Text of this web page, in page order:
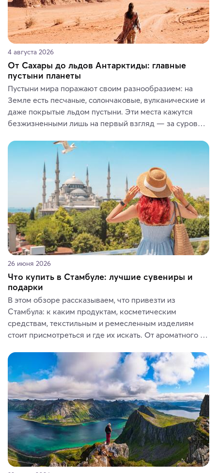
4 августа 2026
От Сахары до льдов Антарктиды: главные
пустыни планеты
Пустыни мира поражают своим разнообразием: на
Земле есть песчаные, солончаковые, вулканические и
даже покрытые льдом пустыни. Эти места кажутся
безжизненными лишь на первый взгляд — за суровой
животные и маршруты, которые дарят одни из самых
ярких впечатлений от путешествий.
26 июня 2026
Что купить в Стамбуле: лучшие сувениры и
подарки
В этом обзоре рассказываем, что привезти из
Стамбула: к каким продуктам, косметическим
средствам, текстильным и ремесленным изделиям
стоит присмотреться и где их искать. От ароматного
керамики и изделий из кожи на турецких рынках и в
аутентичных лавках — в подарок близким или себе на
память о путешествии.